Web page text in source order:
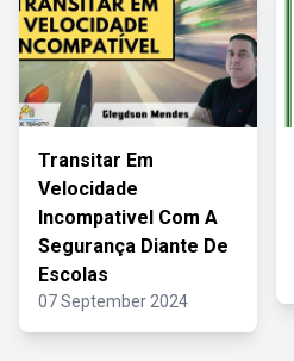
Transitar Em
Velocidade
Incompativel Com A
Segurança Diante De
Escolas
07 September 2024